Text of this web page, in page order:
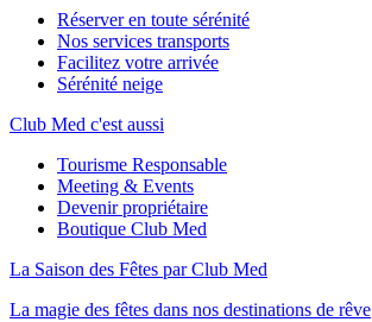
Réserver en toute sérénité
Nos services transports
Facilitez votre arrivée
Sérénité neige
Club Med c'est aussi
Tourisme Responsable
Meeting & Events
Devenir propriétaire
Boutique Club Med
La Saison des Fêtes par Club Med
La magie des fêtes dans nos destinations de rêve​